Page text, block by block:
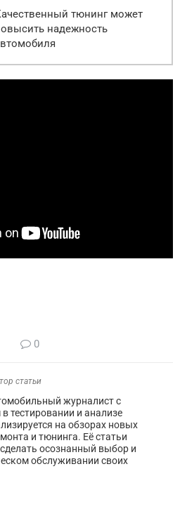
тюнинг может
надежность
0
статьи
журналист с
тестировании и анализе
на обзорах новых
и тюнинга. Её статьи
осознанный выбор и
обслуживании своих